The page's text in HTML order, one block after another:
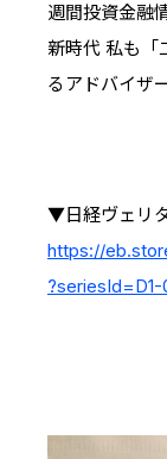
会社概要・拠点
IR情報
IRスケジュー
業績ハイライ
中途採用：ビ
週間投資金融
新時代 私も「
るアドバイザ
▼日経ヴェリ
https://